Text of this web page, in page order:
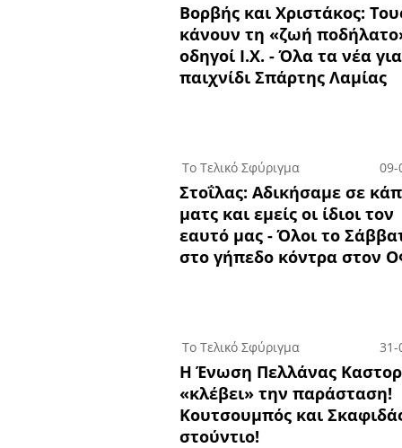
Βορβής και Χριστάκος:
κάνουν τη «ζωή
οδηγοί Ι.Χ. - Όλα τα νέα
παιχνίδι Σπάρτης Λαμίας
Το Τελικό Σφύριγμα 09-
Στοΐλας: Αδικήσαμε σε
ματς και εμείς οι ίδιοι τον
εαυτό μας - Όλοι το
στο γήπεδο κόντρα στον
Το Τελικό Σφύριγμα 31-
Η Ένωση Πελλάνας
«κλέβει» την παράσταση!
Κουτσουμπός και
στούντιο!